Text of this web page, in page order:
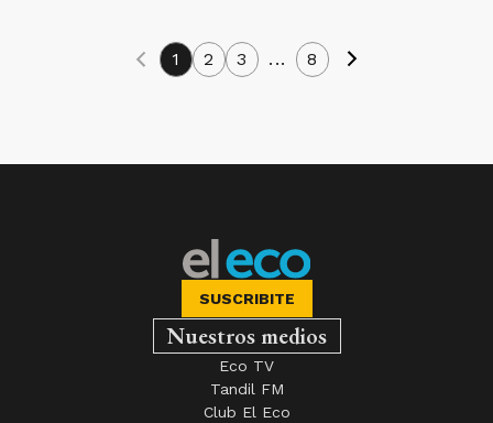
1 2 3 ... 8
SUSCRIBITE
Nuestros medios
Eco TV
Tandil FM
Club El Eco